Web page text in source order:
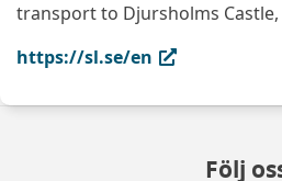
transport to Djursholms Castle,
https://sl.se/en
(extern länk, öppnas i ny flik)
Följ